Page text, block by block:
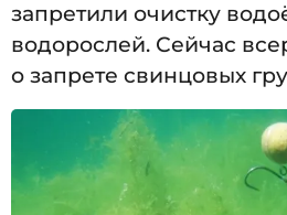
запретили очистку
водорослей. Сейчас
о запрете свинцовых